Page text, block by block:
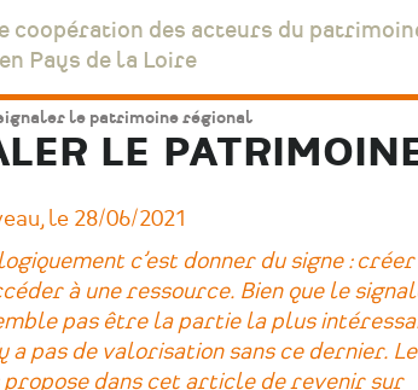
coopération des acteurs du
Pays de la Loire
signaler le patrimoine régional
LE
le 28/06/2021
c’est donner du signe : créer
à une ressource. Bien que le
pas être la partie la plus
a pas de valorisation sans ce dernier.
propose dans cet article de revenir sur